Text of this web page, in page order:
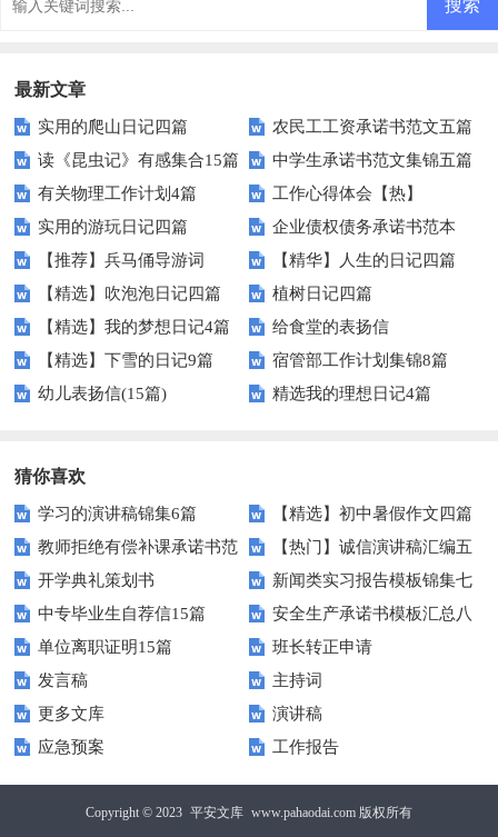
最新文章
实用的爬山日记四篇
农民工工资承诺书范文五篇
读《昆虫记》有感集合15篇
中学生承诺书范文集锦五篇
有关物理工作计划4篇
工作心得体会【热】
实用的游玩日记四篇
企业债权债务承诺书范本
【推荐】兵马俑导游词
【精华】人生的日记四篇
【精选】吹泡泡日记四篇
植树日记四篇
【精选】我的梦想日记4篇
给食堂的表扬信
【精选】下雪的日记9篇
宿管部工作计划集锦8篇
幼儿表扬信(15篇)
精选我的理想日记4篇
猜你喜欢
学习的演讲稿锦集6篇
【精选】初中暑假作文四篇
教师拒绝有偿补课承诺书范
文十篇
【热门】诚信演讲稿汇编五
篇
开学典礼策划书
新闻类实习报告模板锦集七
篇
中专毕业生自荐信15篇
安全生产承诺书模板汇总八
篇
单位离职证明15篇
班长转正申请
发言稿
主持词
更多文库
演讲稿
应急预案
工作报告
Copyright © 2023 平安文库 www.pahaodai.com 版权所有